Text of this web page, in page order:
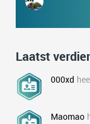
Laatst
000xd
Maomao